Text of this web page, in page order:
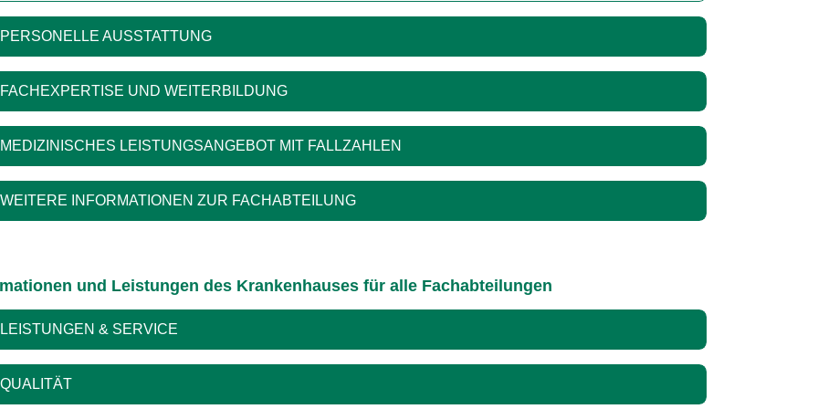
PERSONELLE AUSSTATTUNG
FACHEXPERTISE UND WEITERBILDUNG
MEDIZINISCHES LEISTUNGSANGEBOT MIT FALLZAHLEN
WEITERE INFORMATIONEN ZUR FACHABTEILUNG
und Leistungen des Krankenhauses für alle Fachabteilungen
LEISTUNGEN & SERVICE
QUALITÄT